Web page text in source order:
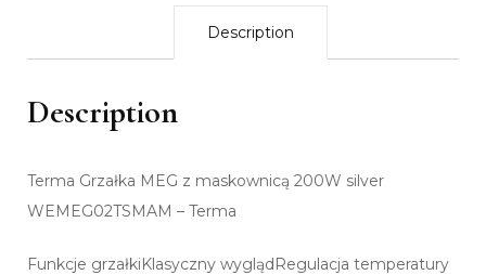
Description
Description
Terma Grzałka MEG z maskownicą 200W silver
WEMEG02TSMAM – Terma
Funkcje grzałkiKlasyczny wyglądRegulacja temperatury